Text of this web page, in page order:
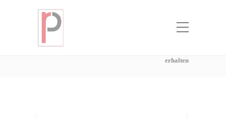
Versandbestellbraut zu erhalten
Home
erhalten